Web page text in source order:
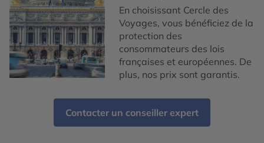
En choisissant Cercle des
Voyages, vous bénéficiez de la
protection des
consommateurs des lois
françaises et européennes. De
plus, nos prix sont garantis.
Contacter un conseiller expert